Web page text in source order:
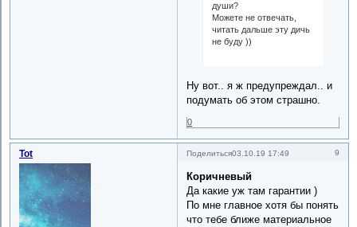
души?
Можете не отвечать,
читать дальше эту дичь
не буду ))
Ну вот.. я ж предупреждал.. и
подумать об этом страшно.
0
Поделиться 9
03.10.19 17:49
Tot
Коричневый
Да какие уж там гарантии )
По мне главное хотя бы понять
что тебе ближе материальное